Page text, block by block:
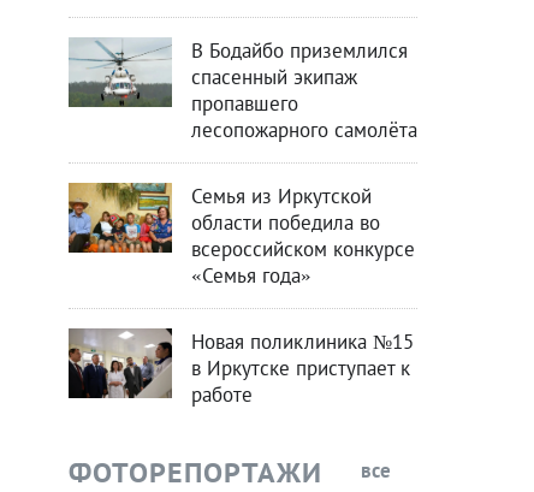
В Бодайбо приземлился
спасенный экипаж
пропавшего
лесопожарного самолёта
Семья из Иркутской
области победила во
всероссийском конкурсе
«Семья года»
Новая поликлиника №15
в Иркутске приступает к
работе
ФОТОРЕПОРТАЖИ все